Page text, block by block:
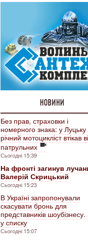
НОВИНИ
Без прав, страховки і
номерного знака: у
річний мотоцикліст втікав
патрульних
Сьогодні 15:39
На фронті загинув
Валерій Скрицький
Сьогодні 15:23
В Україні запропонували
скасувати бронь для
представників
у списку
Сьогодні 15:07